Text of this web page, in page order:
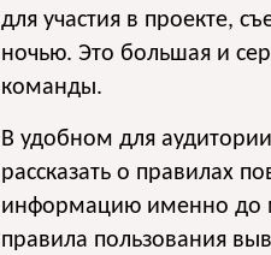
для участия в проекте,
ночью. Это большая и
команды.
В удобном для
рассказать о правилах
информацию именно до
правила пользования